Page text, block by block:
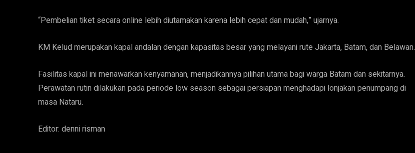
“Pembelian tiket secara online lebih diutamakan karena lebih cepat dan mudah,” ujarnya.
KM Kelud merupakan kapal andalan dengan kapasitas besar yang melayani rute Jakarta, Batam, dan Belawan.
Fasilitas kapal ini menawarkan kenyamanan, menjadikannya pilihan utama bagi warga Batam dan sekitarnya.
Perawatan rutin dilakukan pada periode low season sebagai persiapan menghadapi lonjakan penumpang di
masa Nataru.
Editor: denni risman